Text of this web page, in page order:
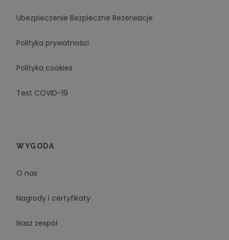
Ubezpieczenie Bezpieczne Rezerwacje
Polityka prywatności
Polityka cookies
Test COVID-19
WYGODA
O nas
Nagrody i certyfikaty
Nasz zespół